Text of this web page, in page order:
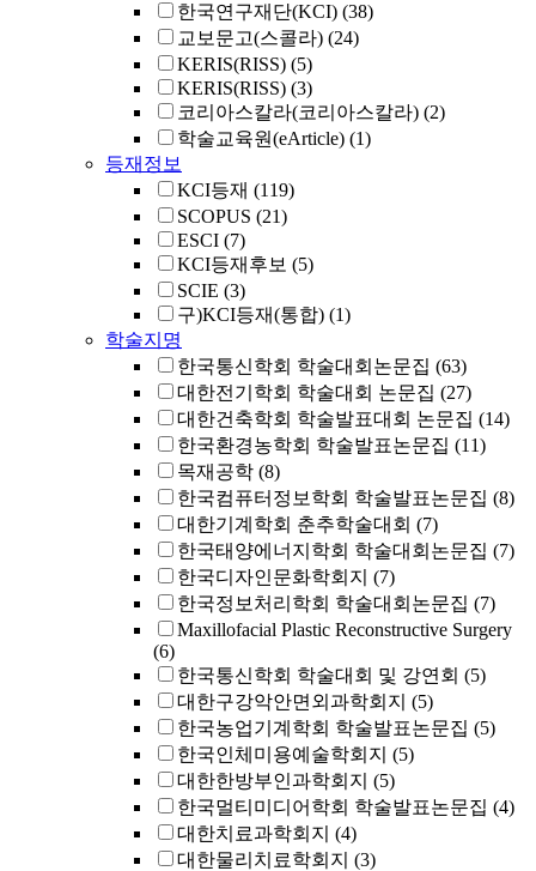
한국연구재단(KCI) (38)
교보문고(스콜라) (24)
KERIS(RISS) (5)
KERIS(RISS) (3)
코리아스칼라(코리아스칼라) (2)
학술교육원(eArticle) (1)
등재정보
KCI등재 (119)
SCOPUS (21)
ESCI (7)
KCI등재후보 (5)
SCIE (3)
구)KCI등재(통합) (1)
학술지명
한국통신학회 학술대회논문집 (63)
대한전기학회 학술대회 논문집 (27)
대한건축학회 학술발표대회 논문집 (14)
한국환경농학회 학술발표논문집 (11)
목재공학 (8)
한국컴퓨터정보학회 학술발표논문집 (8)
대한기계학회 춘추학술대회 (7)
한국태양에너지학회 학술대회논문집 (7)
한국디자인문화학회지 (7)
한국정보처리학회 학술대회논문집 (7)
Maxillofacial Plastic Reconstructive Surgery
(6)
한국통신학회 학술대회 및 강연회 (5)
대한구강악안면외과학회지 (5)
한국농업기계학회 학술발표논문집 (5)
한국인체미용예술학회지 (5)
대한한방부인과학회지 (5)
한국멀티미디어학회 학술발표논문집 (4)
대한치료과학회지 (4)
대한물리치료학회지 (3)